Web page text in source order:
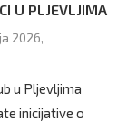
U PLJEVLJIMA
2026,
u Pljevljima
inicijative o